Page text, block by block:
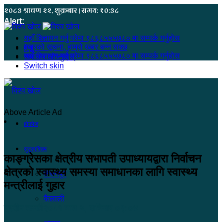
२०८३ श्रावण २२, शुक्रबार | समय: १०:३८
Alert:
यहाँ बिज्ञापन गर्नु परेमा ९८६८५५५७८० मा सम्पर्क गर्नुहोस
हजुरको सूचना, हाम्रो खबर बन्न सक्छ
यहाँ बिज्ञापन गर्नु परेमा ९८६८५५५७८० मा सम्पर्क गर्नुहोस
मेनू
समाचार खोज्नुहोस्
Switch skin
होमपेज
सुदूरपश्चिम
कंचनपुर
कैलाली
Above Article Ad
काङ्ग्रेसका क्षेत्रीय सभापती उपाध्यायद्वारा निर्वाचन
क्षेत्रको स्वास्थ्य समस्या समाधानका लागि स्वास्थ्य
मन्त्रीलाई गुहार